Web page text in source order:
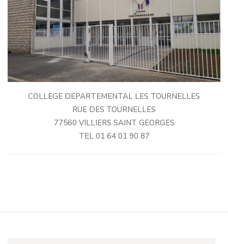
COLLEGE DEPARTEMENTAL LES TOURNELLES
RUE DES TOURNELLES
77560 VILLIERS SAINT GEORGES
TEL 01 64 01 90 87